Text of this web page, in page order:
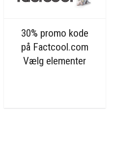
30% promo kode
på Factcool.com
Vælg elementer